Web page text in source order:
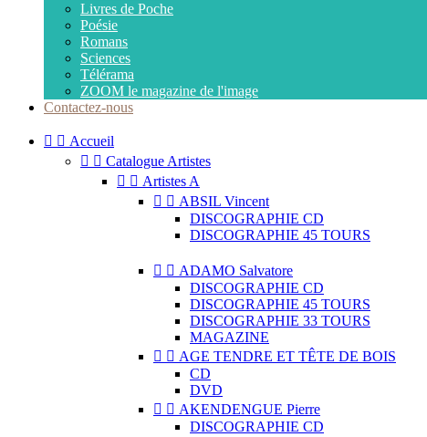
Livres de Poche
Poésie
Romans
Sciences
Télérama
ZOOM le magazine de l'image
Contactez-nous
  Accueil
  Catalogue Artistes
  Artistes A
  ABSIL Vincent
DISCOGRAPHIE CD
DISCOGRAPHIE 45 TOURS
  ADAMO Salvatore
DISCOGRAPHIE CD
DISCOGRAPHIE 45 TOURS
DISCOGRAPHIE 33 TOURS
MAGAZINE
  AGE TENDRE ET TÊTE DE BOIS
CD
DVD
  AKENDENGUE Pierre
DISCOGRAPHIE CD